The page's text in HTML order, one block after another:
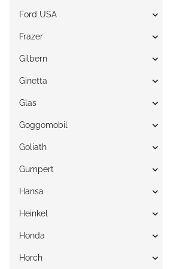
Ford USA
Frazer
Gilbern
Ginetta
Glas
Goggomobil
Goliath
Gumpert
Hansa
Heinkel
Honda
Horch